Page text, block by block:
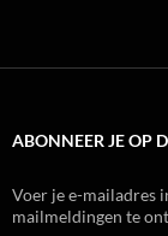
ABONNEER JE OP
Voer je e-mailadres
mailmeldingen te